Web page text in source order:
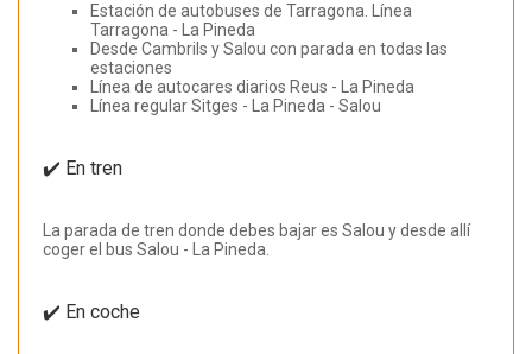
Estación de autobuses de Tarragona. Línea
Tarragona - La Pineda
Desde Cambrils y Salou con parada en todas las
estaciones
Línea de autocares diarios Reus - La Pineda
Línea regular Sitges - La Pineda - Salou
✔️ En tren
La parada de tren donde debes bajar es Salou y desde allí
coger el bus Salou - La Pineda.
✔️ En coche